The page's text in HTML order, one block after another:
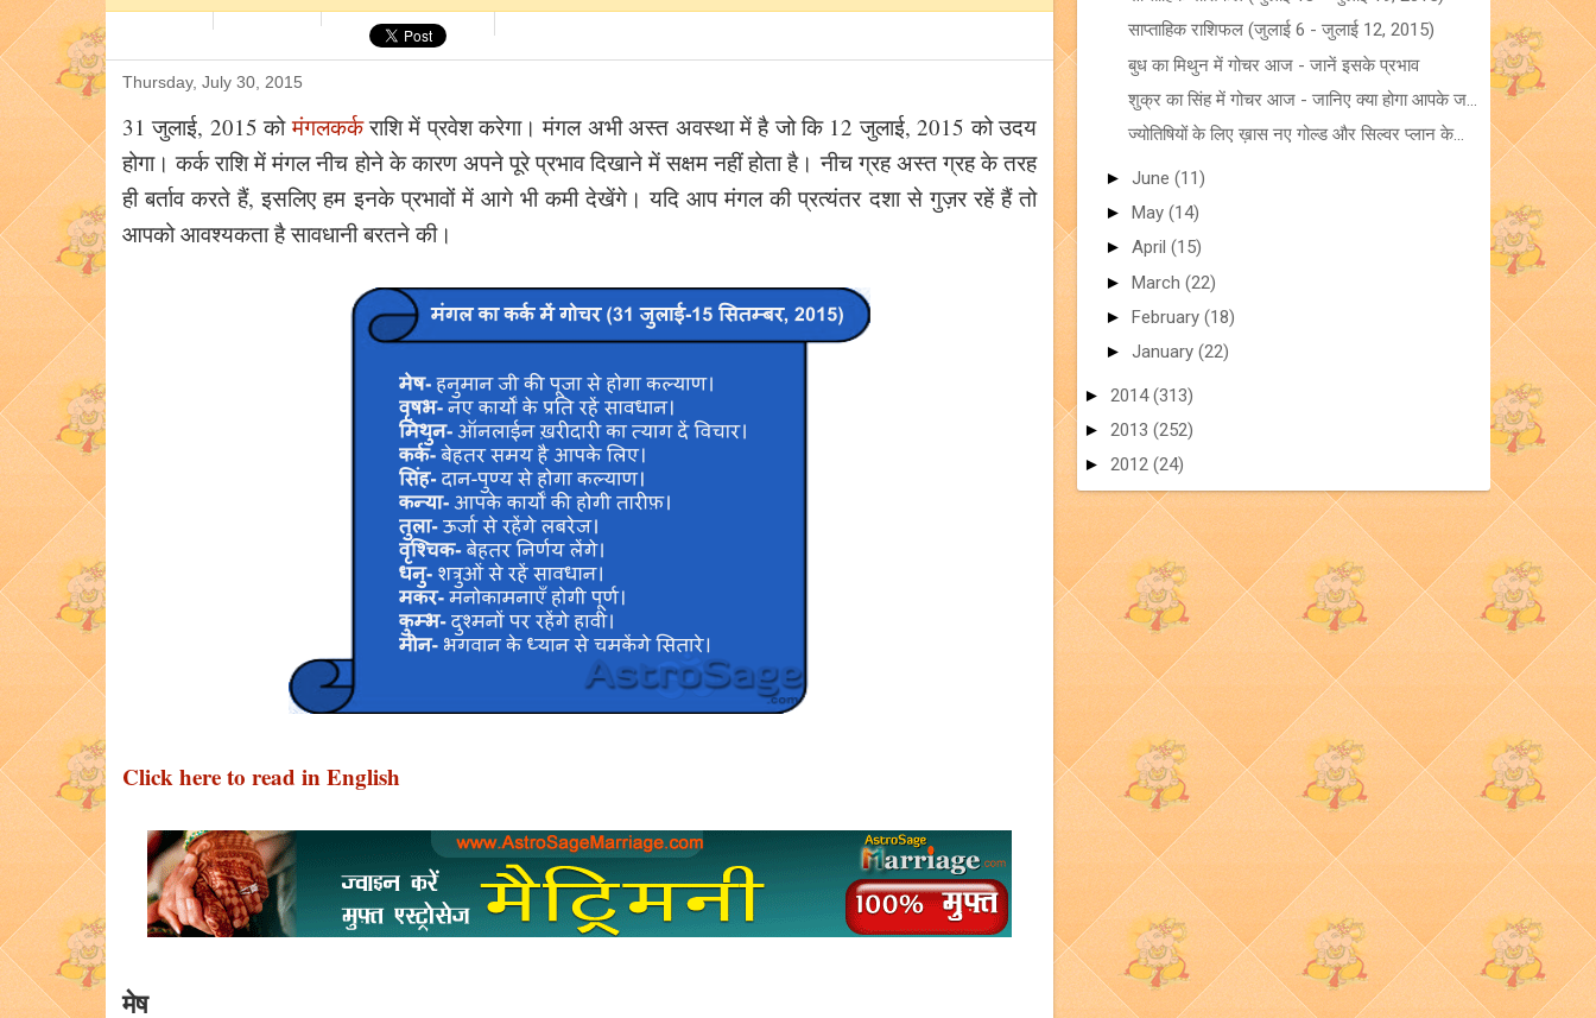
Thursday, July 30, 2015
31 जुलाई, 2015 कोमंगलकर्कराशि में प्रवेश करेगा। मंगल अभी अस्त अवस्था में है जो कि 12 जुलाई, 2015 को उदय
होगा। कर्क राशि में मंगल नीच होने के कारण अपने पूरे प्रभाव दिखाने में सक्षम नहीं होता है। नीच ग्रह अस्त ग्रह के तरह
ही बर्ताव करते हैं, इसलिए हम इनके प्रभावों में आगे भी कमी देखेंगे। यदि आप मंगल की प्रत्यंतर दशा से गुज़र रहें हैं तो
आपको आवश्यकता है सावधानी बरतने की।
Click here to read in English
मेष
साप्ताहिक राशिफल (जुलाई 6 - जुलाई 12, 2015)
बुध का मिथुन में गोचर आज - जानें इसके प्रभाव
शुक्र का सिंह में गोचर आज - जानिए क्या होगा आपके ज...
ज्योतिषियों के लिए ख़ास नए गोल्ड और सिल्वर प्लान के...
► June (11)
► May (14)
► April (15)
► March (22)
► February (18)
► January (22)
► 2014(313)
► 2013 (252)
► 2012 (24)